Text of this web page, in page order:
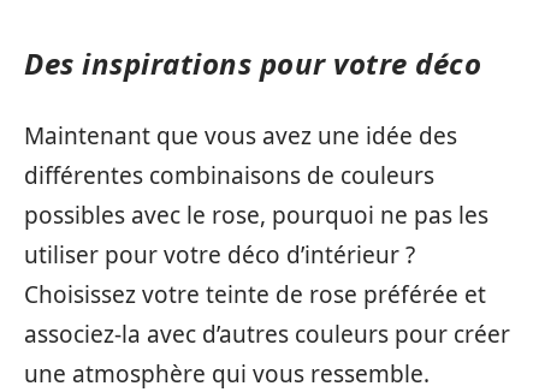
Des inspirations pour votre déco
Maintenant que vous avez une idée des
différentes combinaisons de couleurs
possibles avec le rose, pourquoi ne pas les
utiliser pour votre déco d’intérieur ?
Choisissez votre teinte de rose préférée et
associez-la avec d’autres couleurs pour créer
une atmosphère qui vous ressemble.